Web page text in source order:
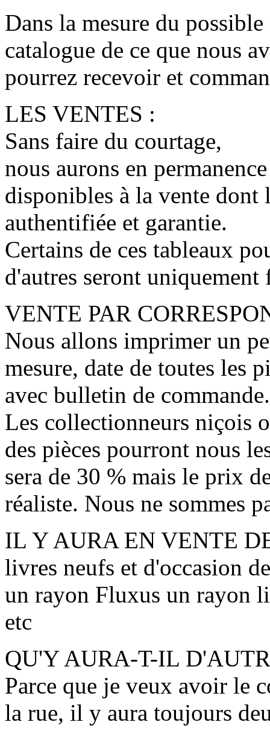
Dans la mesure du
catalogue de ce que nous
pourrez recevoir et
LES VENTES :
Sans faire du courtage,
nous aurons en
disponibles à la vente dont
authentifiée et garantie.
Certains de ces tableaux
d'autres seront uniquement
VENTE PAR
Nous allons imprimer un
mesure, date de toutes les
avec bulletin de commande.
Les collectionneurs niçois
des pièces pourront nous
sera de 30 % mais le prix
réaliste. Nous ne sommes
IL Y AURA EN VENTE
livres neufs et d'occasion
un rayon Fluxus un rayon
etc
QU'Y AURA-T-IL
Parce que je veux avoir le
la rue, il y aura toujours